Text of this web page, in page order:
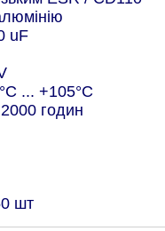
uF
... +105°C
годин
шт